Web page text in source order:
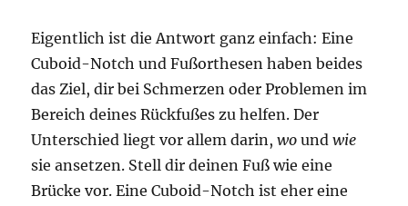
Eigentlich ist die Antwort ganz einfach: Eine
Cuboid-Notch und Fußorthesen haben beides
das Ziel, dir bei Schmerzen oder Problemen im
Bereich deines Rückfußes zu helfen. Der
Unterschied liegt vor allem darin,wo undwie
sie ansetzen. Stell dir deinen Fuß wie eine
Brücke vor. Eine Cuboid-Notch ist eher eine